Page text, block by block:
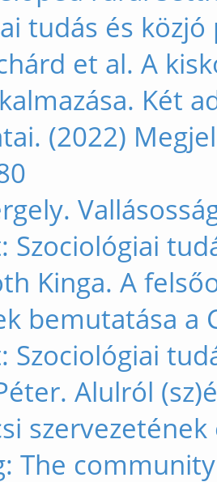
tudás és
et al. A
Két
(2022)
Szociológiai
Kinga. A
bemutatása a
Szociológiai
Alulról
The